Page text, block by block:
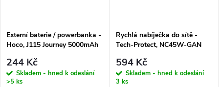
Externí baterie / powerbanka -
Hoco, J115 Journey 5000mAh
244 Kč
Skladem - hned k odeslání
>5 ks
Rychlá nabíječka do sítě -
Tech-Protect, NC45W-GAN
594 Kč
Skladem - hned k odeslání
3 ks